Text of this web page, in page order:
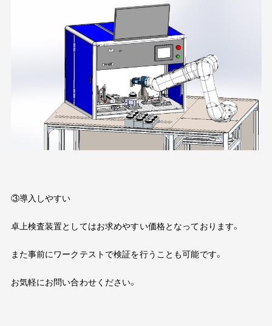
③導入しやすい
卓上検査装置としてはお求めやすい価格となっております。
また事前にワークテストで検証を行うことも可能です。
お気軽にお問い合わせください。